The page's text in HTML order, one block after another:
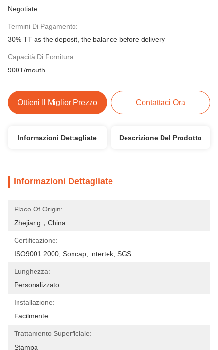
Negotiate
Termini Di Pagamento:
30% TT as the deposit, the balance before delivery
Capacità Di Fornitura:
900T/mouth
Ottieni Il Miglior Prezzo Contattaci Ora
Informazioni Dettagliate Descrizione Del Prodotto
Informazioni Dettagliate
Place Of Origin:
Zhejiang，China
Certificazione:
ISO9001:2000, Soncap, Intertek, SGS
Lunghezza:
Personalizzato
Installazione:
Facilmente
Trattamento Superficiale:
Stampa